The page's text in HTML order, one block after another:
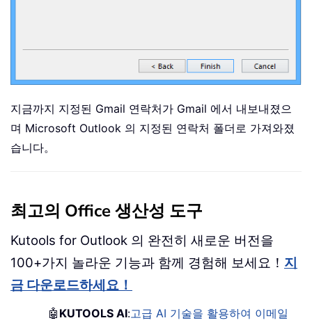
지금까지 지정된 Gmail 연락처가 Gmail 에서 내보내졌으
며 Microsoft Outlook 의 지정된 연락처 폴더로 가져와졌
습니다。
최고의 Office 생산성 도구
Kutools for Outlook 의 완전히 새로운 버전을
100+가지 놀라운 기능과 함께 경험해 보세요！ 지
금 다운로드하세요！
🤖 KUTOOLS AI:고급 AI 기술을 활용하여 이메일